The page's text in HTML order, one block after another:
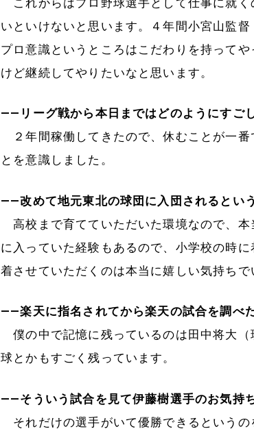
いといけないと思います。４年間小宮山監
プロ意識というところはこだわりを持って
けど継続してやりたいなと思います。
――リーグ戦から本日まではどのようにすご
２年間稼働してきたので、休むことが一
とを意識しました。
――改めて地元東北の球団に入団されるとい
高校まで育てていただいた環境なので、
に入っていた経験もあるので、小学校の時
着させていただくのは本当に嬉しい気持ちで
――楽天に指名されてから楽天の試合を調べ
僕の中で記憶に残っているのは田中将大
球とかもすごく残っています。
――そういう試合を見て伊藤樹選手のお気持
それだけの選手がいて優勝できるという